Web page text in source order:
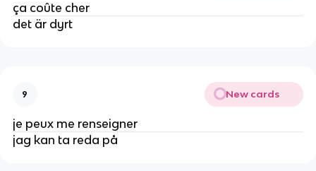
ça coûte cher
det är dyrt
9 New cards
je peux me renseigner
jag kan ta reda på